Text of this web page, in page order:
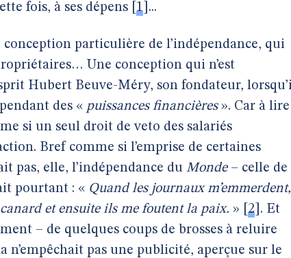
fois, à ses dépens 1 ...
particulière de l’indépendance, qui
Une conception qui n’est
Hubert Beuve-Méry, son fondateur,
des « puissances financières». Car à lire
si un seul droit de veto des salariés
Bref comme si l’emprise de certaines
pas, elle, l’indépendance du Monde– celle de
pourtant : « Quand les journaux m’emmerdent,
et ensuite ils me foutent la paix. » 2 . Et
– de quelques coups de brosses à reluire
n’empêchait pas une publicité, aperçue sur le